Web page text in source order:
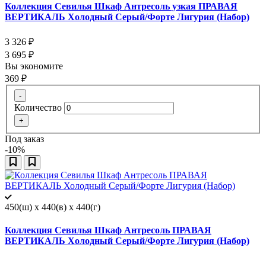
Коллекция Севилья Шкаф Антресоль узкая ПРАВАЯ
ВЕРТИКАЛЬ Холодный Серый/Форте Лигурия (Набор)
3 326 ₽
3 695 ₽
Вы экономите
369 ₽
-
Количество
+
Под заказ
-10%
450(ш) x 440(в) x 440(г)
Коллекция Севилья Шкаф Антресоль ПРАВАЯ
ВЕРТИКАЛЬ Холодный Серый/Форте Лигурия (Набор)